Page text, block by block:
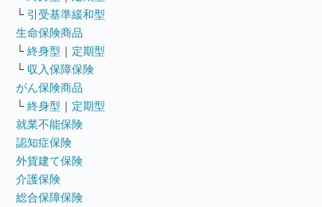
└ 引受基準緩和型
生命保険商品
└ 終身型 ｜ 定期型
└ 収入保障保険
がん保険商品
└ 終身型 ｜ 定期型
就業不能保険
認知症保険
外貨建て保険
介護保険
総合保障保険